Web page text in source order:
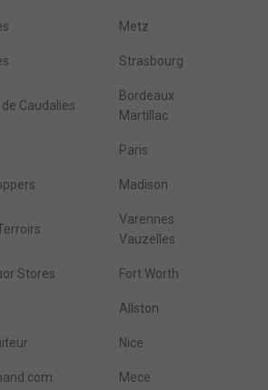
Metz
Strasbourg
de Caudalies
Bordeaux
Martillac
Paris
Madison
Varennes
Vauzelles
Stores Fort Worth
Allston
Nice
Mece